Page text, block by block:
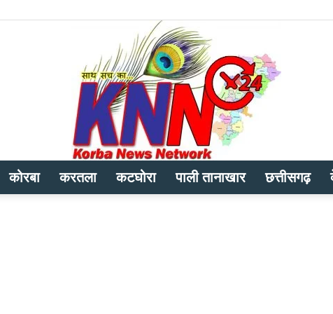
कोरबा करतला कटघोरा पाली तानाखार छत्तीसगढ़